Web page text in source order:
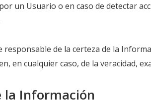
un Usuario o en caso de detectar
responsable de la certeza de la
en cualquier caso, de la veracidad,
la Información